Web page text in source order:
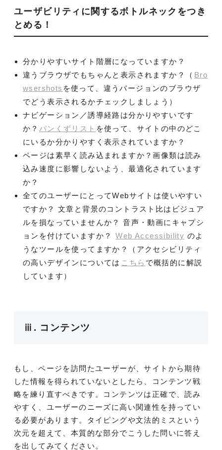
ユーザビリティに関するボトルネックをつき
とめる！
分かりやすいサイト階層になっていますか？
違うブラウザでもちゃんと表示されますか？（ Bro
wsershots を使って、違うバージョンのブラウザ
でどう表示されるかチェックしましょう）
ナビゲーション／誘導経路は分かりやすいです
か？ パンくずリスト を使って、サイトの中のどこ
にいるか分かりやすく表示されていますか？
ページは素早く読み込まれますか？画像類は読み
込み速度に影響しないよう、最適化されています
か？
全てのユーザーにとってWebサイトは使いやすい
ですか？ 文章と背景のコントラスト比はビジュア
ルを損なっていませんか？ 音声・動画にキャプシ
ョンを付けていますか？ Web Accessibility のよ
うなツールを使ってますか？（アクセシビリティ
の高いデザインについては こちら で概括的に解説
しています）
ⅲ. コンテンツ
もし、ページを訪問たユーザーが、サイトから期待
した情報を得られていないとしたら、コンテンツ戦
略を練り直すべきです。コンテンツは正確で、読み
やすく、ユーザーのニーズに高い関連性を持ってい
る必要があります。タイピングや文法的ミスという
次元を超えて、本質的な部分でこうした問いに答え
を出してみてください。